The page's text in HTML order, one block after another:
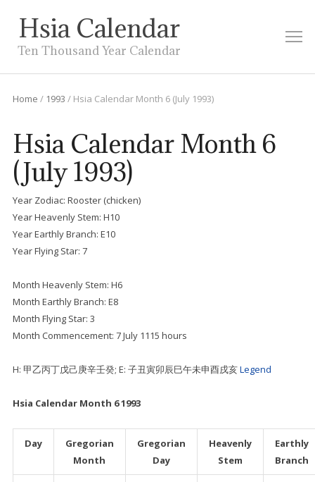
Hsia Calendar
Ten Thousand Year Calendar
Home / 1993 / Hsia Calendar Month 6 (July 1993)
Hsia Calendar Month 6
(July 1993)
Year Zodiac: Rooster (chicken)
Year Heavenly Stem: H10
Year Earthly Branch: E10
Year Flying Star: 7
Month Heavenly Stem: H6
Month Earthly Branch: E8
Month Flying Star: 3
Month Commencement: 7 July 1115 hours
H: 甲乙丙丁戊己庚辛壬癸; E: 子丑寅卯辰巳午未申酉戌亥Legend
Hsia Calendar Month 6 1993
Day
Gregorian
Month
Gregorian
Day
Heavenly
Stem
Earthly
Branch